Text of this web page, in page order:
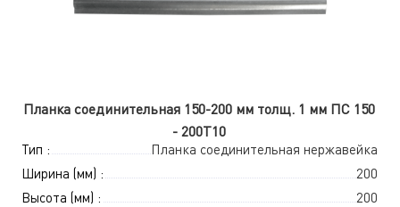
Планка соединительная 150-200 мм толщ. 1 мм ПС 150
- 200Т10
Тип :
Планка соединительная нержавейка
Ширина (мм) :
200
Высота (мм) :
200